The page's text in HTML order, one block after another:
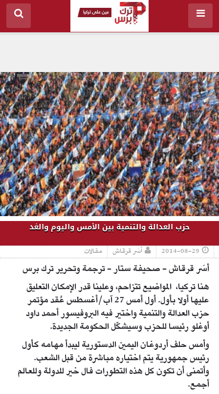
حزب العدالة والتنمية بين الأمس واليوم والغد
2014-08-29 أسَر قرقاش مقالات
أسَر قرقاش - صحيفة ستار - ترجمة وتحرير ترك برس
هنا تركيا، المواضيع تتزاحم، وعلينا قدر الإمكان التعليق
عليها أولا بأول. أول أمس 27 آب/أغسطس عُقد مؤتمر
حزب العدالة والتنمية واختير فيه البروفيسور أحمد داود
أوغلو رئيسا للحزب وسيشكّل الحكومة الجديدة.
وأمس حلف أردوغان اليمين الدستورية ليبدأ مهامه كأول
رئيس جمهورية يتم اختياره مباشرة من قبل الشعب.
وأتمنى أن تكون كل هذه التطورات فال خير للدولة وللعالم
أجمع.